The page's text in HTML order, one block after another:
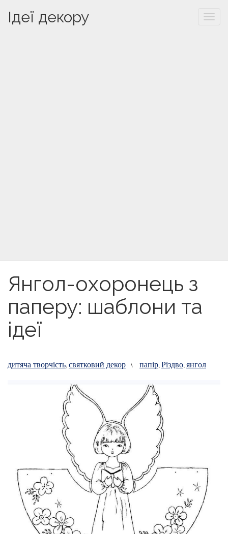
Ідеї декору
Янгол-охоронець з
паперу: шаблони та
ідеї
дитяча творчість,святковий декор \ папір,Різдво,янгол